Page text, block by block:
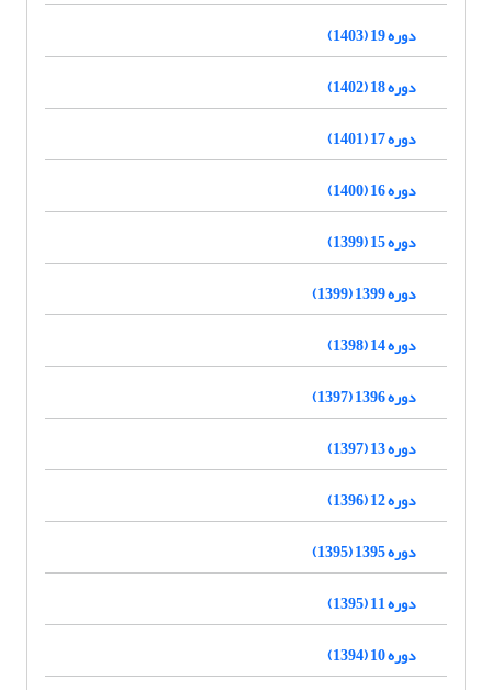
دوره 19 (1403)
دوره 18 (1402)
دوره 17 (1401)
دوره 16 (1400)
دوره 15 (1399)
دوره 1399 (1399)
دوره 14 (1398)
دوره 1396 (1397)
دوره 13 (1397)
دوره 12 (1396)
دوره 1395 (1395)
دوره 11 (1395)
دوره 10 (1394)